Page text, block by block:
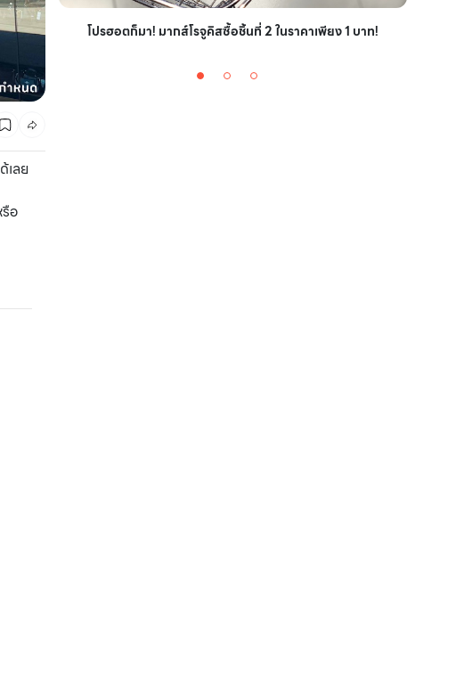
เลย
อ
โปรฮอตก็มา! มากส์โรจูคิสซื้อชิ้นที่ 2 ในราคาเพียง 1 บาท!